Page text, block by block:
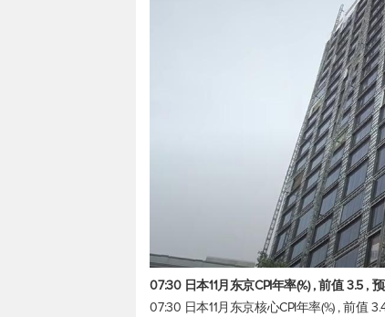
07:30 日本11月东京CPI年率(%) , 前值 3.5 ,
07:30 日本11月东京核心CPI年率(%) , 前值